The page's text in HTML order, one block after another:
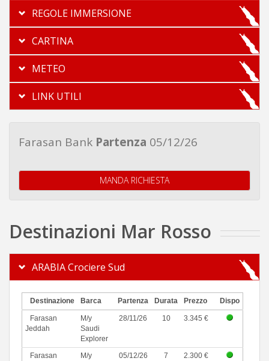
REGOLE IMMERSIONE
CARTINA
METEO
LINK UTILI
Farasan Bank Partenza 05/12/26
MANDA RICHIESTA
Destinazioni Mar Rosso
ARABIA Crociere Sud
Destinazione Barca Partenza Durata Prezzo Dispo
Farasan
Jeddah
M/y
Saudi
Explorer
28/11/26 10 3.345 €
Farasan
M/y
05/12/26 7 2.300 €